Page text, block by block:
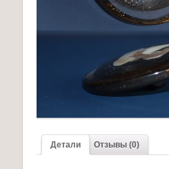
Детали Отзывы (0)